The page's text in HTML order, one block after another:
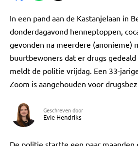
In een pand aan de Kastanjelaan in
donderdagavond henneptoppen,
gevonden na meerdere (anonieme)
buurtbewoners dat er drugs
meldt de politie vrijdag. Een 33-
Zoom is aangehouden voor
Geschreven door
Evie Hendriks
De politie startte een paar maanden